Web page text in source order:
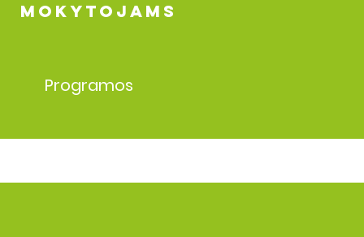
MOKYTOJAMS
Programos